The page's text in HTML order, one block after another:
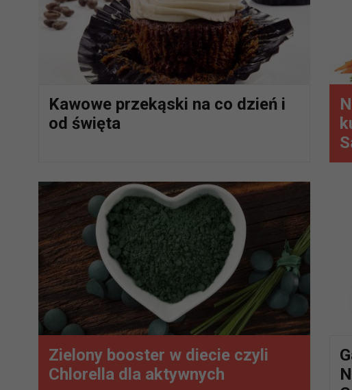
Kawowe przekąski na co dzień i
od święta
Zielony booster w diecie czyli
Chlorella dla aktywnych